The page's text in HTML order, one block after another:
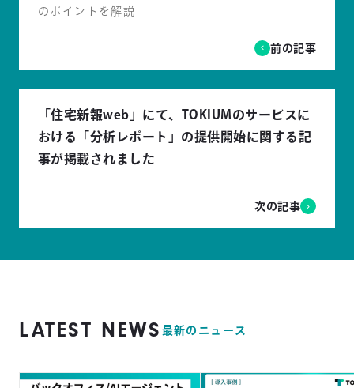
のポイントを解説
前の記事
「住宅新報web」にて、TOKIUMのサービスに
おける「分析レポート」の提供開始に関する記
事が掲載されました
次の記事
LATEST NEWS 最新のニュース